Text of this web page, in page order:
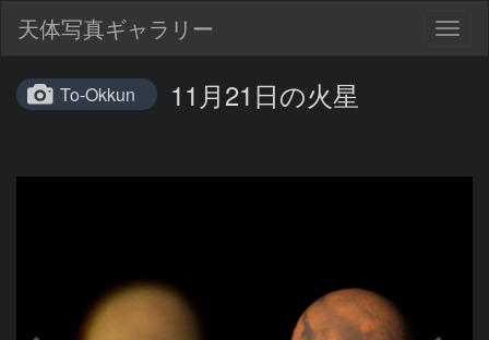
天体写真ギャラリー
To-Okkun 11月21日の火星